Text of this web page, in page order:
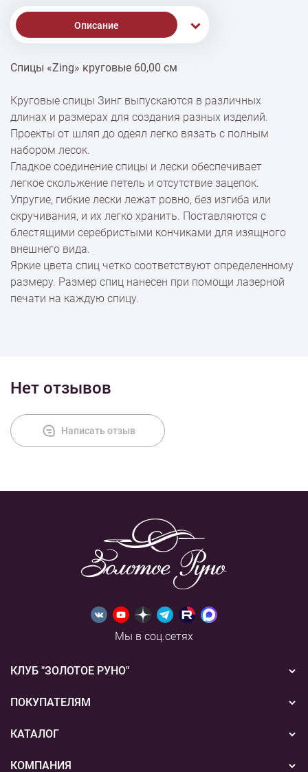
Описание
% Скидки
Доставка
Оплата
Спицы «Zing» круговые 60,00 см
Круговые спицы Зинг выпускаются в различных
длинах и размерах для создания разных изделий.
Проекты от шляп до одеял легко вязать с полным
набором лесок.
Гладкое соединение спицы и лески обеспечивает
легкое скольжение петель и отсутствие зацепок.
Упругие, гибкие лески лежат ровно, без изгиба или
скручивания, и их легко хранить. Поставляются с
блестящими серебристыми кончиками для изящного
внешнего вида.
Яркие цвета спиц четко соответствуют определенному
размеру. Размер спиц нанесен при помощи лазерной
печати на каждую спицу.
Нет отзывов
Написать отзыв
Мы в соц.сетях
КЛУБ "ЗОЛОТОЕ РУНО"
Новости
Акции
ПОКУПАТЕЛЯМ
Бонусная система
Подарочные сертификаты
КАТАЛОГ
Вышивка
КОМПАНИЯ